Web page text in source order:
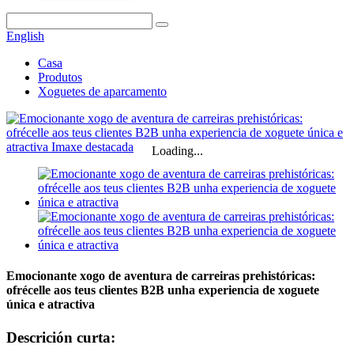
English
Casa
Produtos
Xoguetes de aparcamento
Loading...
Emocionante xogo de aventura de carreiras prehistóricas:
ofrécelle aos teus clientes B2B unha experiencia de xoguete
única e atractiva
Descrición curta: